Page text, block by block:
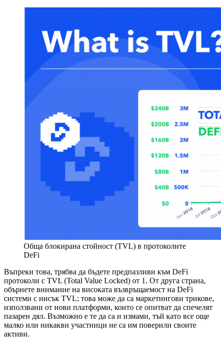
Обща блокирана стойност (TVL) в протоколите
DeFi
Въпреки това, трябва да бъдете предпазливи към DeFi
протоколи с TVL (Total Value Locked) от 1. От друга страна,
обърнете внимание на високата възвръщаемост на DeFi
системи с нисък TVL; това може да са маркетингови трикове,
използвани от нови платформи, които се опитват да спечелят
пазарен дял. Възможно е те да са и измами, тъй като все още
малко или никакви участници не са им поверили своите
активи.